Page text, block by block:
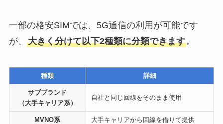
一部の格安SIMでは、5G通信の利用が可能です
が、 大きく分けて以下2種類に分類できます。
種類 詳細
サブブランド
（大手キャリア系）
自社と同じ回線をそのまま使用
MVNO系 大手キャリアから回線を借りて提供